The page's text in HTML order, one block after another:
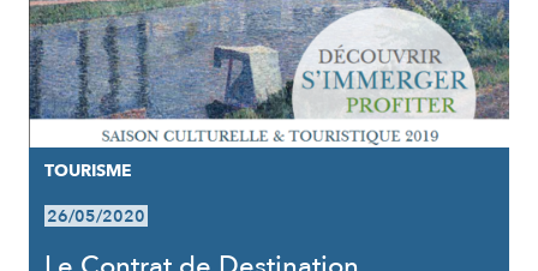
TOURISME
26/05/2020